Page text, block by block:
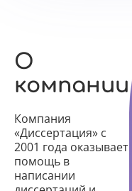
О
компании
Компания
«Диссертация» с
2001 года оказывает
помощь в
написании